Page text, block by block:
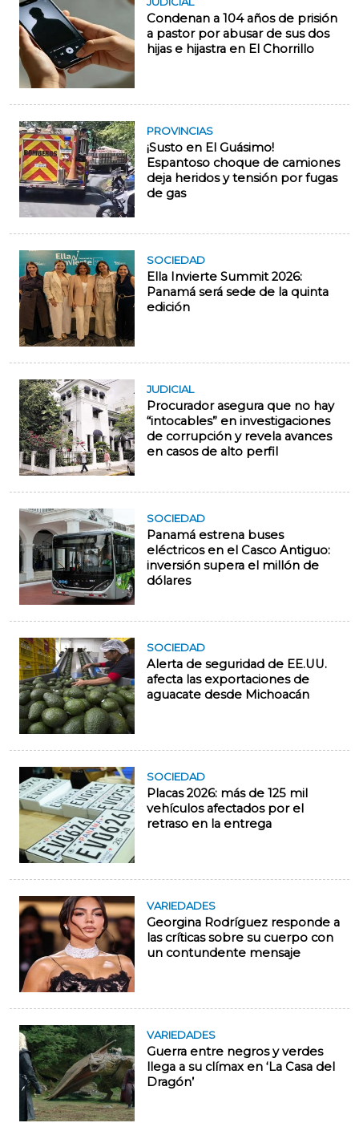
Condenan a 104 años de prisión
a pastor por abusar de sus dos
hijas e hijastra en El Chorrillo
PROVINCIAS
¡Susto en El Guásimo!
Espantoso choque de camiones
deja heridos y tensión por fugas
de gas
SOCIEDAD
Ella Invierte Summit 2026:
Panamá será sede de la quinta
edición
JUDICIAL
Procurador asegura que no hay
“intocables” en investigaciones
de corrupción y revela avances
en casos de alto perfil
SOCIEDAD
Panamá estrena buses
eléctricos en el Casco Antiguo:
inversión supera el millón de
dólares
SOCIEDAD
Alerta de seguridad de EE.UU.
afecta las exportaciones de
aguacate desde Michoacán
SOCIEDAD
Placas 2026: más de 125 mil
vehículos afectados por el
retraso en la entrega
VARIEDADES
Georgina Rodríguez responde a
las críticas sobre su cuerpo con
un contundente mensaje
VARIEDADES
Guerra entre negros y verdes
llega a su clímax en ‘La Casa del
Dragón’